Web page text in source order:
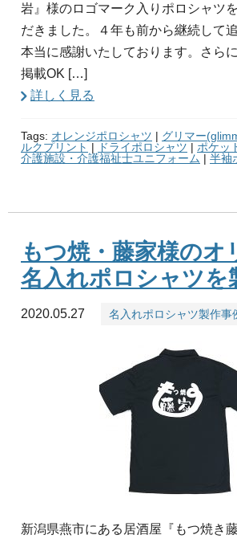
岩』様のロゴマーク入りポロシャツ
だきました。４年も前から継続して
本当に感謝いたしております。さら
掲載OK […]
詳しく見る
Tags: オレンジポロシャツ | グリマー
ルクプリント | ドライポロシャツ | ポケッ
介護施設・介護福祉士ユニフォーム | 半袖
もつ焼・藤家様のオ
名入れポロシャツを
2020.05.27 名入れポロシャツ製作事
新潟県燕市にある居酒屋『もつ焼き